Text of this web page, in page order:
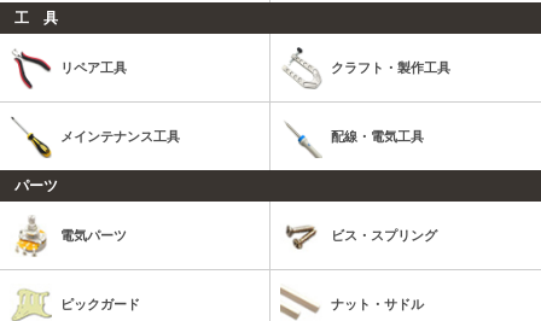
工 具
リペア工具 クラフト・製作工具
メインテナンス工具 配線・電気工具
パーツ
電気パーツ ビス・スプリング
ピックガード ナット・サドル